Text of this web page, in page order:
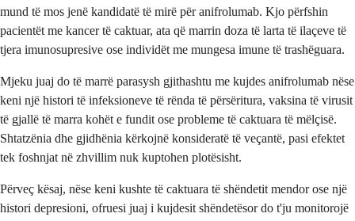
mund të mos jenë kandidatë të mirë për anifrolumab. Kjo përfshin
pacientët me kancer të caktuar, ata që marrin doza të larta të ilaçeve të
tjera imunosupresive ose individët me mungesa imune të trashëguara.
Mjeku juaj do të marrë parasysh gjithashtu me kujdes anifrolumab nëse
keni një histori të infeksioneve të rënda të përsëritura, vaksina të virusit
të gjallë të marra kohët e fundit ose probleme të caktuara të mëlçisë.
Shtatzënia dhe gjidhënia kërkojnë konsideratë të veçantë, pasi efektet
tek foshnjat në zhvillim nuk kuptohen plotësisht.
Përveç kësaj, nëse keni kushte të caktuara të shëndetit mendor ose një
histori depresioni, ofruesi juaj i kujdesit shëndetësor do t'ju monitorojë